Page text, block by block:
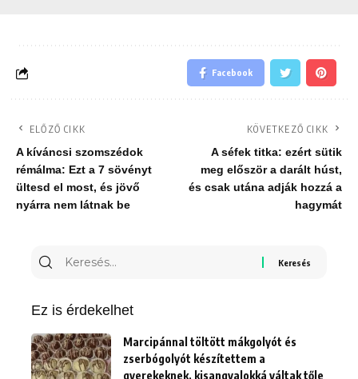
Facebook
ELŐZŐ CIKK
A kíváncsi szomszédok
rémálma: Ezt a 7 sövényt
ültesd el most, és jövő
nyárra nem látnak be
KÖVETKEZŐ CIKK
A séfek titka: ezért sütik
meg először a darált húst,
és csak utána adják hozzá a
hagymát
Keresés
Ez is érdekelhet
Marcipánnal töltött mákgolyót és
zserbógolyót készítettem a
gyerekeknek, kisangyalokká váltak tőle